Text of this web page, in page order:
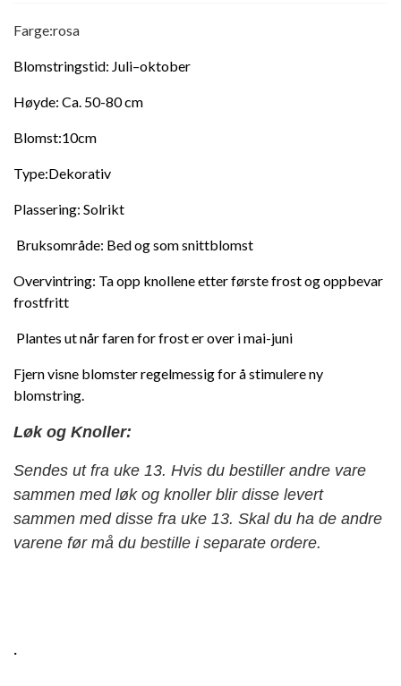
Farge:rosa
Blomstringstid: Juli–oktober
Høyde: Ca. 50-80 cm
Blomst:10cm
Type:Dekorativ
Plassering: Solrikt
Bruksområde: Bed og som snittblomst
Overvintring: Ta opp knollene etter første frost og oppbevar
frostfritt
Plantes ut når faren for frost er over i mai-juni
Fjern visne blomster regelmessig for å stimulere ny
blomstring.
Løk og Knoller:
Sendes ut fra uke 13. Hvis du bestiller andre vare
sammen med løk og knoller blir disse levert
sammen med disse fra uke 13. Skal du ha de andre
varene før må du bestille i separate ordere.
·